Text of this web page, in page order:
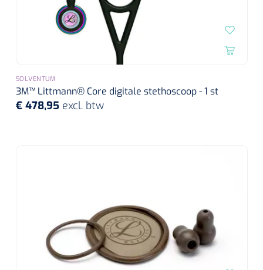
SOLVENTUM
3M™ Littmann® Core digitale stethoscoop - 1 st
€ 478,95 excl. btw